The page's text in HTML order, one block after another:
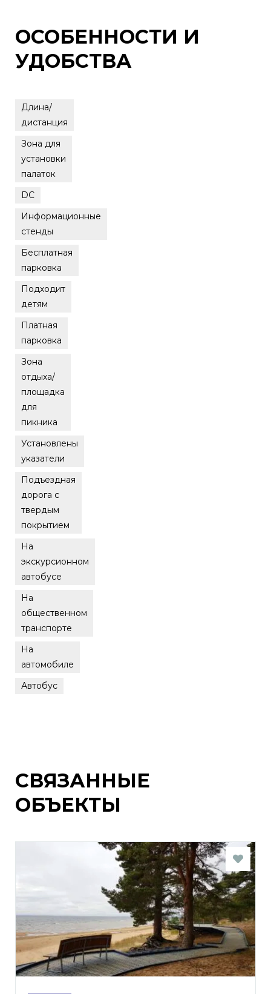
ОСОБЕННОСТИ И
УДОБСТВА
Длина/
дистанция
Зона для
установки
палаток
DC
Информационные
стенды
Бесплатная
парковка
Подходит
детям
Платная
парковка
Зона
отдыха/
площадка
для
пикника
Установлены
указатели
Подъездная
дорога с
твердым
покрытием
На
экскурсионном
автобусе
На
общественном
транспорте
На
автомобиле
Автобус
СВЯЗАННЫЕ
ОБЪЕКТЫ